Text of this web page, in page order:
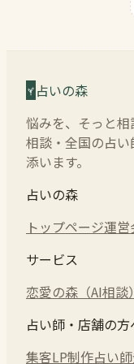
占いの森
悩みを、そっと
相談・全国の占
添います。
占いの森
トップページ運営
サービス
恋愛の森（AI相談）
占い師・店舗の方
集客LP制作占い